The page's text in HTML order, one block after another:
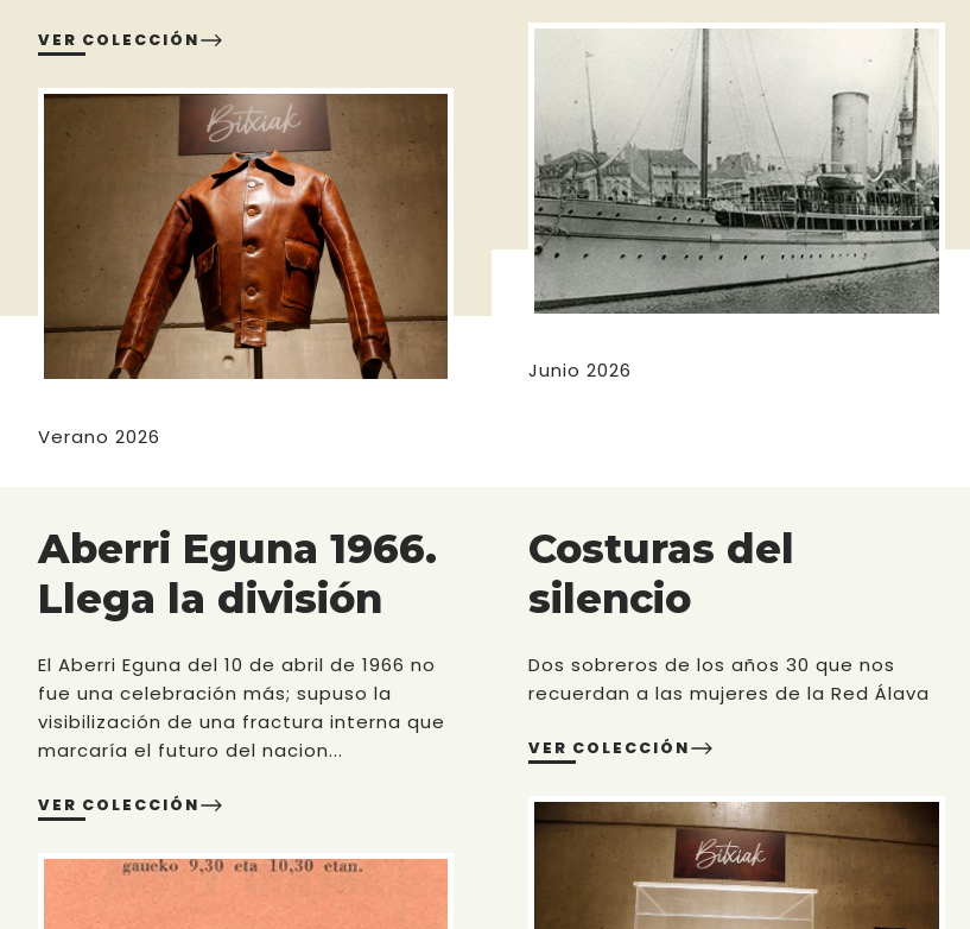
VER COLECCIÓN
Verano 2026
Junio 2026
Aberri Eguna 1966.
Llega la división
El Aberri Eguna del 10 de abril de 1966 no
fue una celebración más; supuso la
visibilización de una fractura interna que
marcaría el futuro del nacion...
VER COLECCIÓN
Costuras del
silencio
Dos sobreros de los años 30 que nos
recuerdan a las mujeres de la Red Álava
VER COLECCIÓN